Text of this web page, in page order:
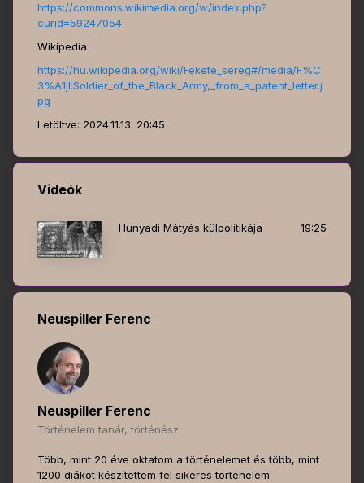
https://commons.wikimedia.org/w/index.php?
curid=59247054
Wikipedia
https://hu.wikipedia.org/wiki/Fekete_sereg#/media/F%C
3%A1jl:Soldier_of_the_Black_Army,_from_a_patent_letter.j
pg
Letöltve: 2024.11.13. 20:45
Videók
Hunyadi Mátyás külpolitikája 19:25
Neuspiller Ferenc
Neuspiller Ferenc
Történelem tanár, történész
Több, mint 20 éve oktatom a történelemet és több, mint
1200 diákot készítettem fel sikeres történelem